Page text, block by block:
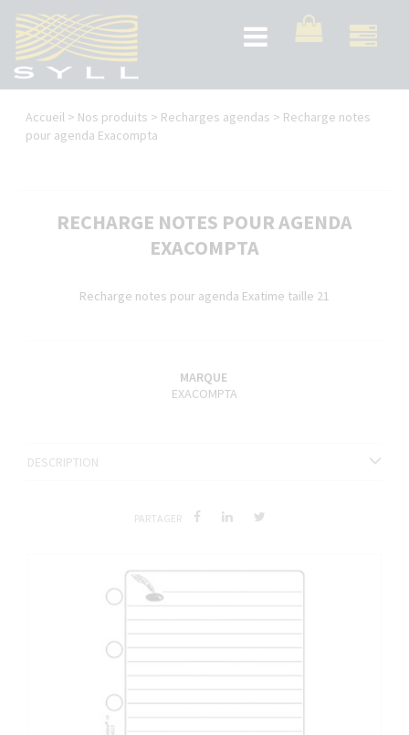
contenu
principal
Toggle
navigation
Vous
êtes
Accueil > Nos produits > Recharges agendas > Recharge notes
pour agenda Exacompta
RECHARGE NOTES POUR AGENDA
EXACOMPTA
Recharge notes pour agenda Exatime taille 21
MARQUE
EXACOMPTA
DESCRIPTION
PARTAGER